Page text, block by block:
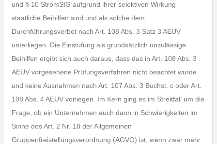
und § 10 StromStG aufgrund ihrer selektiven Wirkung
staatliche Beihilfen sind und als solche dem
Durchführungsverbot nach Art. 108 Abs. 3 Satz 3 AEUV
unterliegen. Die Einstufung als grundsätzlich unzulässige
Beihilfen ergibt sich auch daraus, dass das in Art. 108 Abs. 3
AEUV vorgesehene Prüfungsverfahren nicht beachtet wurde
und keine Ausnahmen nach Art. 107 Abs. 3 Buchst. c oder Art.
108 Abs. 4 AEUV vorliegen. Im Kern ging es im Streitfall um die
Frage, ob ein Unternehmen auch dann in Schwierigkeiten im
Sinne des Art. 2 Nr. 18 der Allgemeinen
Gruppenfreistellungsverordnung (AGVO) ist, wenn zwar mehr